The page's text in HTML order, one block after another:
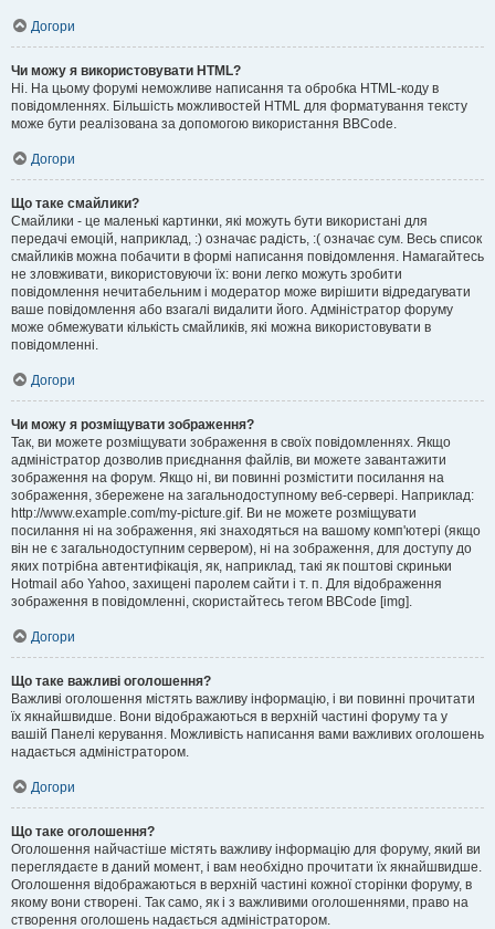
Догори
Чи можу я використовувати HTML?
Ні. На цьому форумі неможливе написання та обробка HTML-коду в
повідомленнях. Більшість можливостей HTML для форматування тексту
може бути реалізована за допомогою використання BBCode.
Догори
Що таке смайлики?
Смайлики - це маленькі картинки, які можуть бути використані для
передачі емоцій, наприклад, :) означає радість, :( означає сум. Весь список
смайликів можна побачити в формі написання повідомлення. Намагайтесь
не зловживати, використовуючи їх: вони легко можуть зробити
повідомлення нечитабельним і модератор може вирішити відредагувати
ваше повідомлення або взагалі видалити його. Адміністратор форуму
може обмежувати кількість смайликів, які можна використовувати в
повідомленні.
Догори
Чи можу я розміщувати зображення?
Так, ви можете розміщувати зображення в своїх повідомленнях. Якщо
адміністратор дозволив приєднання файлів, ви можете завантажити
зображення на форум. Якщо ні, ви повинні розмістити посилання на
зображення, збережене на загальнодоступному веб-сервері. Наприклад:
http://www.example.com/my-picture.gif. Ви не можете розміщувати
посилання ні на зображення, які знаходяться на вашому комп'ютері (якщо
він не є загальнодоступним сервером), ні на зображення, для доступу до
яких потрібна автентифікація, як, наприклад, такі як поштові скриньки
Hotmail або Yahoo, захищені паролем сайти і т. п. Для відображення
зображення в повідомленні, скористайтесь тегом BBCode [img].
Догори
Що таке важливі оголошення?
Важливі оголошення містять важливу інформацію, і ви повинні прочитати
їх якнайшвидше. Вони відображаються в верхній частині форуму та у
вашій Панелі керування. Можливість написання вами важливих оголошень
надається адміністратором.
Догори
Що таке оголошення?
Оголошення найчастіше містять важливу інформацію для форуму, який ви
переглядаєте в даний момент, і вам необхідно прочитати їх якнайшвидше.
Оголошення відображаються в верхній частині кожної сторінки форуму, в
якому вони створені. Так само, як і з важливими оголошеннями, право на
створення оголошень надається адміністратором.